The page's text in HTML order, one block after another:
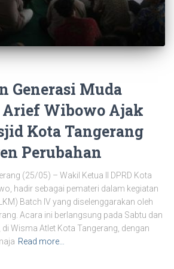
Generasi Muda
Wibowo Ajak
Kota Tangerang
Perubahan
(25/05) – Wakil Ketua II DPRD Kota
hadir sebagai pemateri dalam kegiatan
Batch IV yang diselenggarakan oleh
Acara ini berlangsung pada Sabtu dan
Wisma Atlet Kota Tangerang, dengan
Read more…